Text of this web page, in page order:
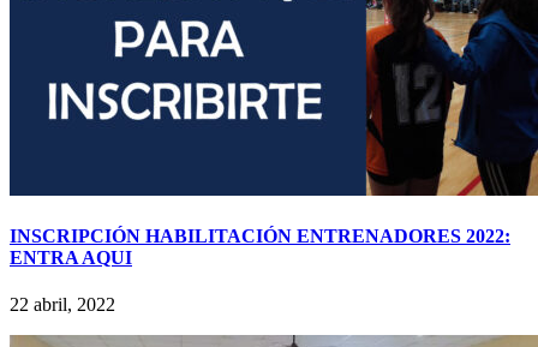
INSCRIPCIÓN HABILITACIÓN ENTRENADORES 2022:
ENTRA AQUI
22 abril, 2022